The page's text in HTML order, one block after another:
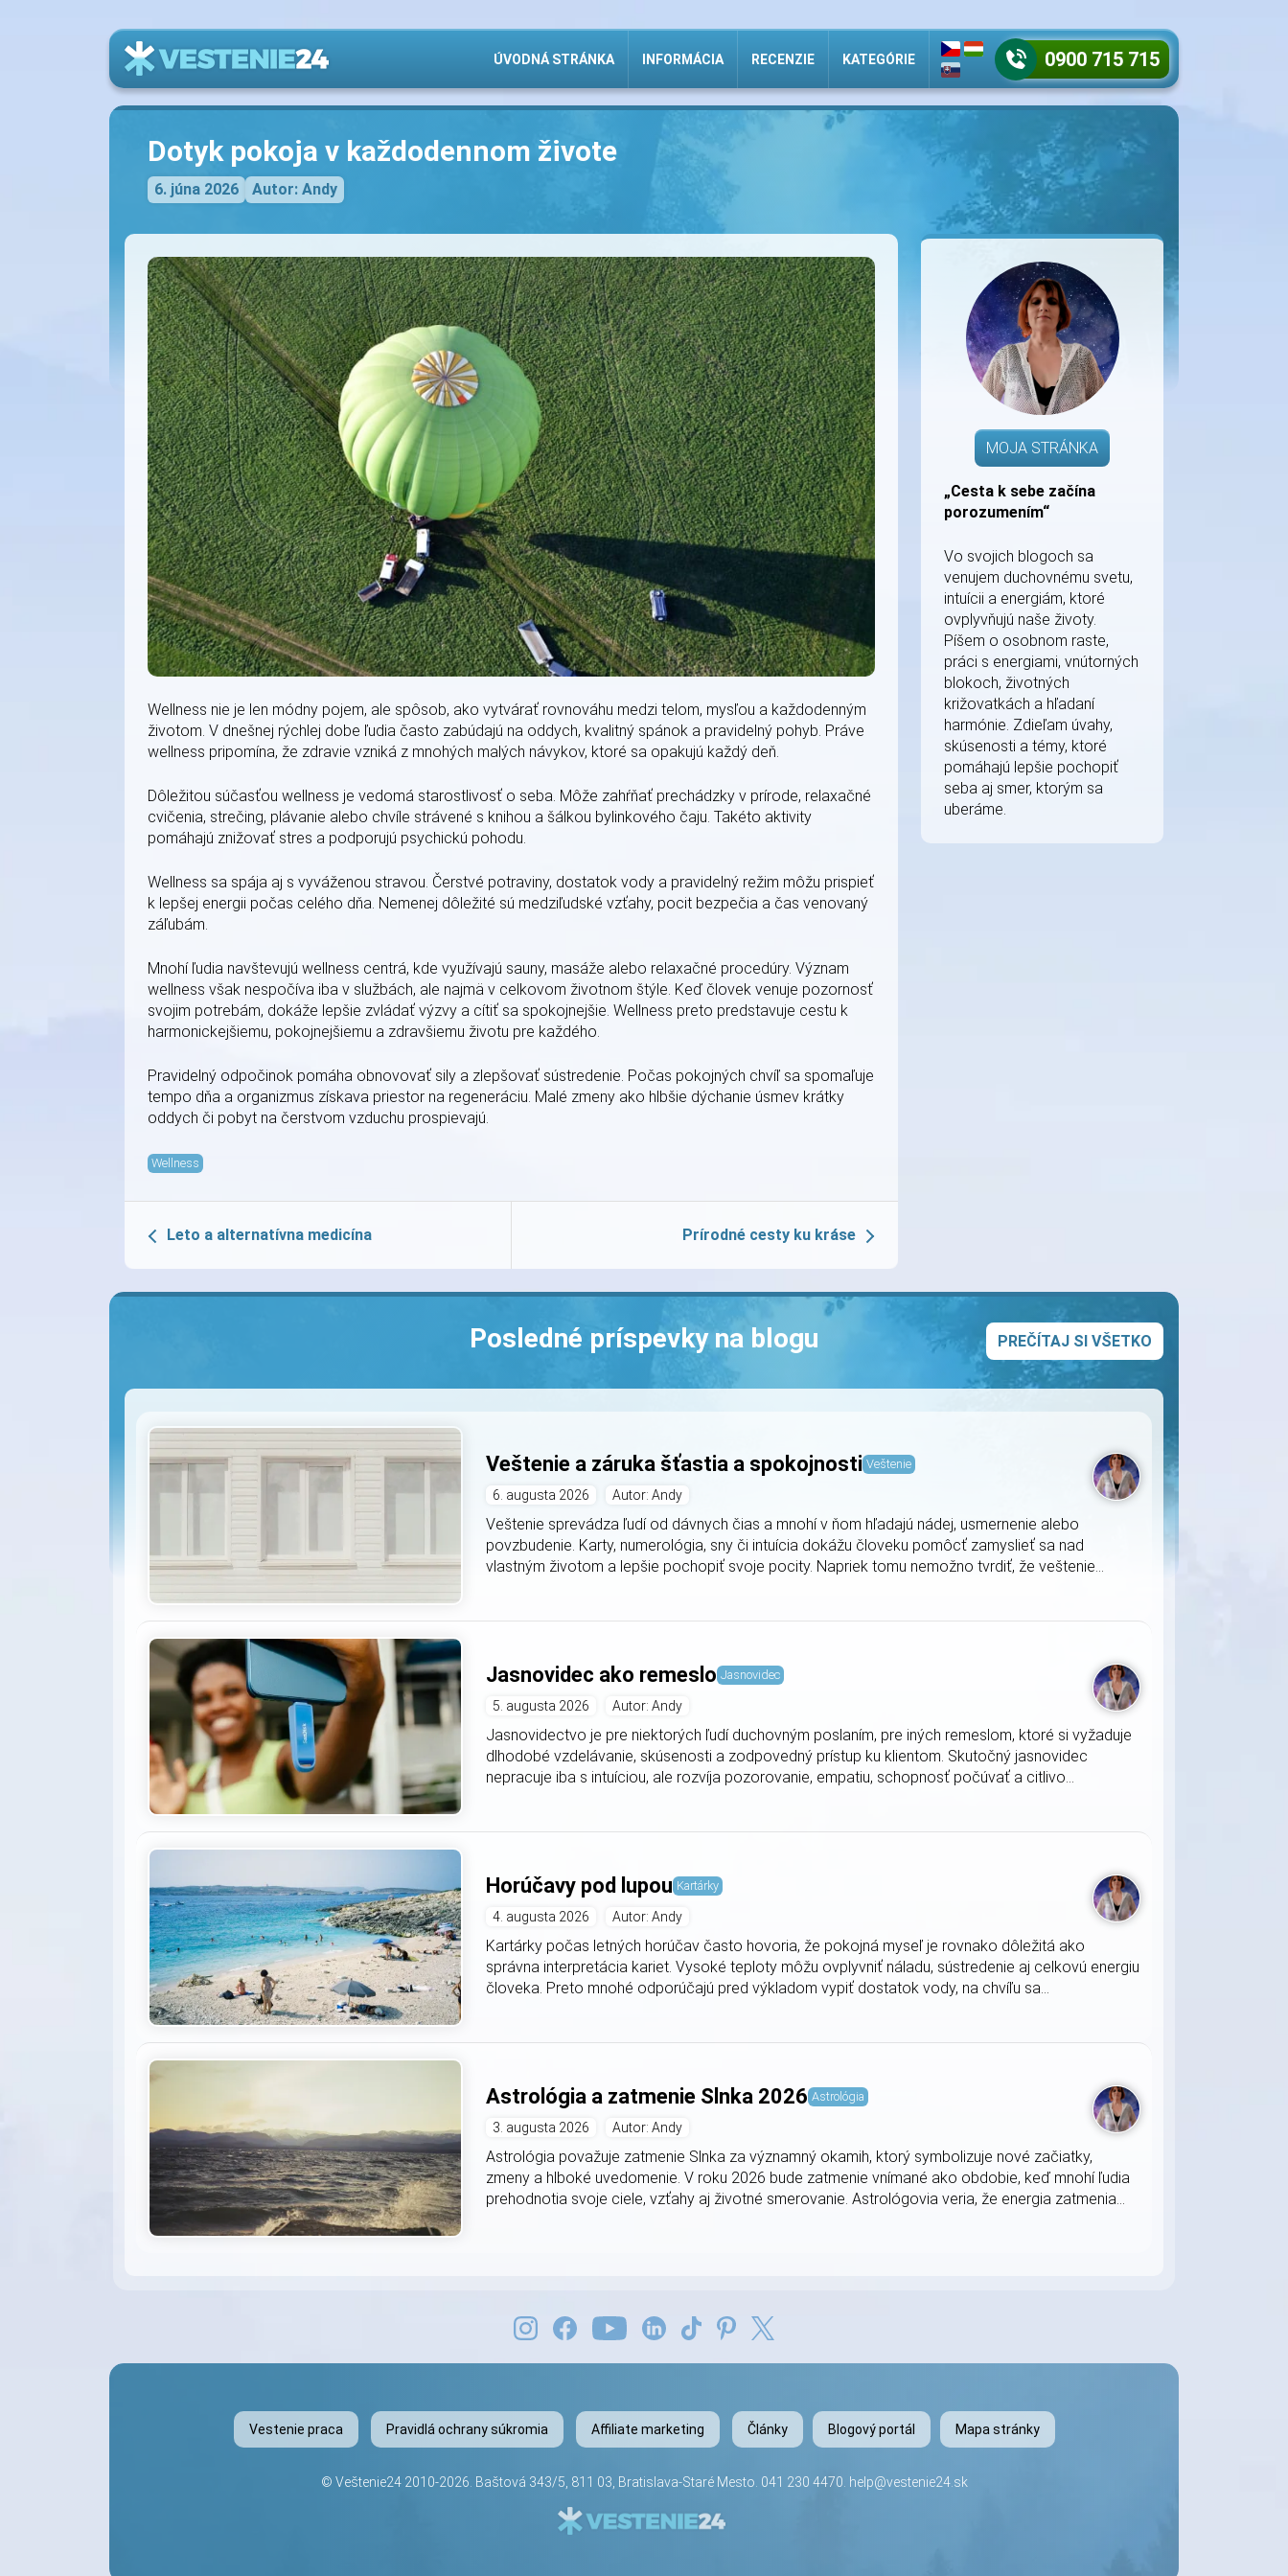
ÚVODNÁ STRÁNKA INFORMÁCIA RECENZIE KATEGÓRIE 0900 715 715
Dotyk pokoja v každodennom živote
6. júna 2026 Autor: Andy
Wellness nie je len módny pojem, ale spôsob, ako vytvárať rovnováhu medzi telom, mysľou a každodenným
životom. V dnešnej rýchlej dobe ľudia často zabúdajú na oddych, kvalitný spánok a pravidelný pohyb. Práve
wellness pripomína, že zdravie vzniká z mnohých malých návykov, ktoré sa opakujú každý deň.
Dôležitou súčasťou wellness je vedomá starostlivosť o seba. Môže zahŕňať prechádzky v prírode, relaxačné
cvičenia, strečing, plávanie alebo chvíle strávené s knihou a šálkou bylinkového čaju. Takéto aktivity
pomáhajú znižovať stres a podporujú psychickú pohodu.
Wellness sa spája aj s vyváženou stravou. Čerstvé potraviny, dostatok vody a pravidelný režim môžu prispieť
k lepšej energii počas celého dňa. Nemenej dôležité sú medziľudské vzťahy, pocit bezpečia a čas venovaný
záľubám.
Mnohí ľudia navštevujú wellness centrá, kde využívajú sauny, masáže alebo relaxačné procedúry. Význam
wellness však nespočíva iba v službách, ale najmä v celkovom životnom štýle. Keď človek venuje pozornosť
svojim potrebám, dokáže lepšie zvládať výzvy a cítiť sa spokojnejšie. Wellness preto predstavuje cestu k
harmonickejšiemu, pokojnejšiemu a zdravšiemu životu pre každého.
Pravidelný odpočinok pomáha obnovovať sily a zlepšovať sústredenie. Počas pokojných chvíľ sa spomaľuje
tempo dňa a organizmus získava priestor na regeneráciu. Malé zmeny ako hlbšie dýchanie úsmev krátky
oddych či pobyt na čerstvom vzduchu prospievajú.
Wellness
Leto a alternatívna medicína Prírodné cesty ku kráse
MOJA STRÁNKA
„Cesta k sebe začína
porozumením“
Vo svojich blogoch sa
venujem duchovnému svetu,
intuícii a energiám, ktoré
ovplyvňujú naše životy.
Píšem o osobnom raste,
práci s energiami, vnútorných
blokoch, životných
križovatkách a hľadaní
harmónie. Zdieľam úvahy,
skúsenosti a témy, ktoré
pomáhajú lepšie pochopiť
seba aj smer, ktorým sa
uberáme.
Posledné príspevky na blogu PREČÍTAJ SI VŠETKO
Veštenie a záruka šťastia a spokojnosti Veštenie
6. augusta 2026 Autor: Andy
Veštenie sprevádza ľudí od dávnych čias a mnohí v ňom hľadajú nádej, usmernenie alebo
povzbudenie. Karty, numerológia, sny či intuícia dokážu človeku pomôcť zamyslieť sa nad
vlastným životom a lepšie pochopiť svoje pocity. Napriek tomu nemožno tvrdiť, že veštenie...
Jasnovidec ako remeslo Jasnovidec
5. augusta 2026 Autor: Andy
Jasnovidectvo je pre niektorých ľudí duchovným poslaním, pre iných remeslom, ktoré si vyžaduje
dlhodobé vzdelávanie, skúsenosti a zodpovedný prístup ku klientom. Skutočný jasnovidec
nepracuje iba s intuíciou, ale rozvíja pozorovanie, empatiu, schopnosť počúvať a citlivo...
Horúčavy pod lupou Kartárky
4. augusta 2026 Autor: Andy
Kartárky počas letných horúčav často hovoria, že pokojná myseľ je rovnako dôležitá ako
správna interpretácia kariet. Vysoké teploty môžu ovplyvniť náladu, sústredenie aj celkovú energiu
človeka. Preto mnohé odporúčajú pred výkladom vypiť dostatok vody, na chvíľu sa...
Astrológia a zatmenie Slnka 2026 Astrológia
3. augusta 2026 Autor: Andy
Astrológia považuje zatmenie Slnka za významný okamih, ktorý symbolizuje nové začiatky,
zmeny a hlboké uvedomenie. V roku 2026 bude zatmenie vnímané ako obdobie, keď mnohí ľudia
prehodnotia svoje ciele, vzťahy aj životné smerovanie. Astrológovia veria, že energia zatmenia...
Vestenie praca Pravidlá ochrany súkromia Affiliate marketing Články Blogový portál Mapa stránky
© Veštenie242010-2026. Baštová 343/5, 811 03, Bratislava-Staré Mesto. 041 230 4470 help@vestenie24.sk